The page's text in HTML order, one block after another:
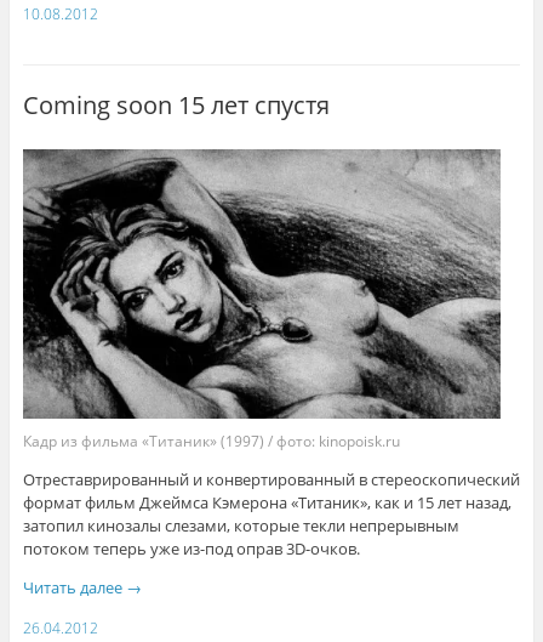
10.08.2012
Coming soon 15 лет спустя
Кадр из фильма «Титаник» (1997) / фото: kinopoisk.ru
Отреставрированный и конвертированный в стереоскопический
формат фильм Джеймса Кэмерона «Титаник», как и 15 лет назад,
затопил кинозалы слезами, которые текли непрерывным
потоком теперь уже из-под оправ 3D-очков.
Читать далее →
26.04.2012